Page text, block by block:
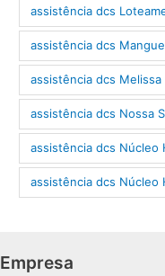
assistência dcs
assistência dcs
assistência dcs Melissa
assistência dcs Nossa
assistência dcs Núcleo
assistência dcs Núcleo
Empresa